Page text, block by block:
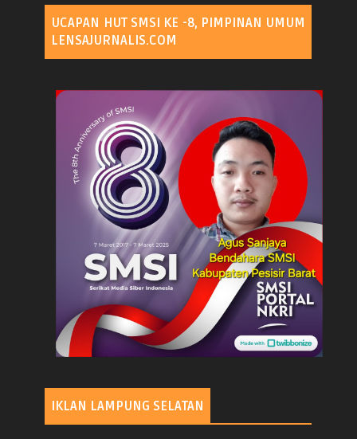
UCAPAN HUT SMSI KE -8, PIMPINAN UMUM
LENSAJURNALIS.COM
IKLAN LAMPUNG SELATAN